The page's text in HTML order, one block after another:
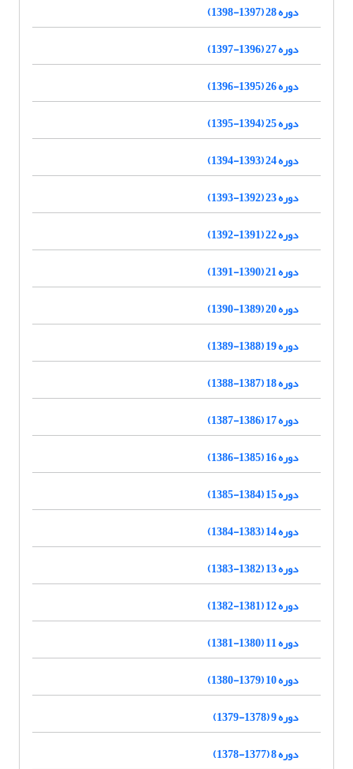
دوره 28 (1397-1398)
دوره 27 (1396-1397)
دوره 26 (1395-1396)
دوره 25 (1394-1395)
دوره 24 (1393-1394)
دوره 23 (1392-1393)
دوره 22 (1391-1392)
دوره 21 (1390-1391)
دوره 20 (1389-1390)
دوره 19 (1388-1389)
دوره 18 (1387-1388)
دوره 17 (1386-1387)
دوره 16 (1385-1386)
دوره 15 (1384-1385)
دوره 14 (1383-1384)
دوره 13 (1382-1383)
دوره 12 (1381-1382)
دوره 11 (1380-1381)
دوره 10 (1379-1380)
دوره 9 (1378-1379)
دوره 8 (1377-1378)